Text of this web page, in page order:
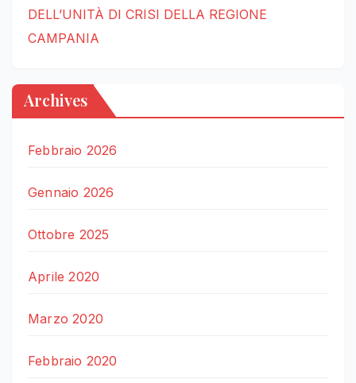
DELL’UNITÀ DI CRISI DELLA REGIONE
CAMPANIA
Archives
Febbraio 2026
Gennaio 2026
Ottobre 2025
Aprile 2020
Marzo 2020
Febbraio 2020